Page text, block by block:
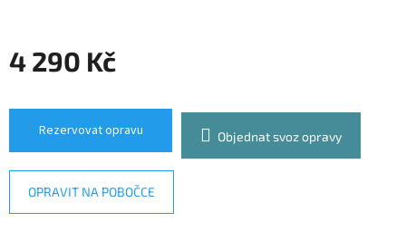
4 290 Kč
cena:
Rezervovat opravu Objednat svoz opravy
OPRAVIT NA POBOČCE